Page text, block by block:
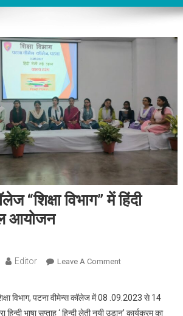
“शिक्षा विभाग” में हिंदी
आयोजन
Editor Leave A CommentOn पटना वीमेन्स
सफल आयोजन
विभाग, पटना वीमेन्स कॉलेज में 08 .09.2023 से 14
भाषा सप्ताह ‘ हिन्दी लेती नयी उड़ान’ कार्यक्रम का